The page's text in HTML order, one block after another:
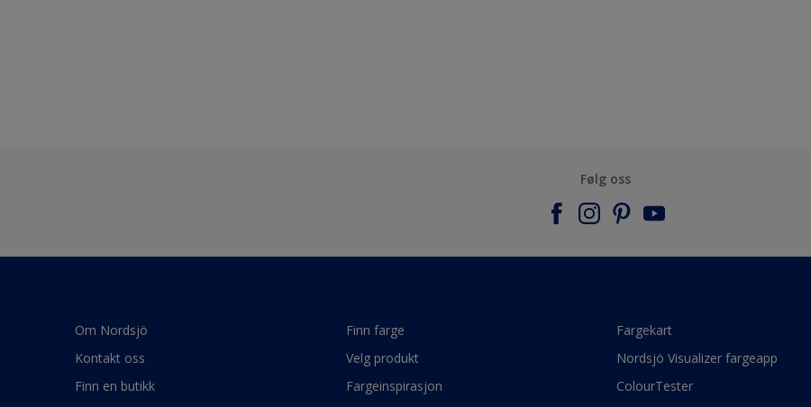
Følg oss
Om Nordsjö
Kontakt oss
Finn en butikk
Finn farge
Velg produkt
Fargeinspirasjon
Fargekart
Nordsjö Visualizer fargeapp
ColourTester